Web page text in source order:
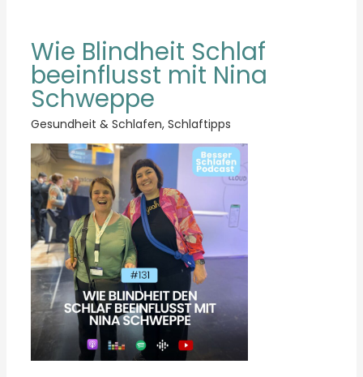
Wie Blindheit Schlaf
beeinflusst mit Nina
Schweppe
Gesundheit & Schlafen, Schlaftipps